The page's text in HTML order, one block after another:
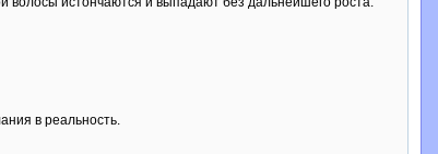
в реальность.